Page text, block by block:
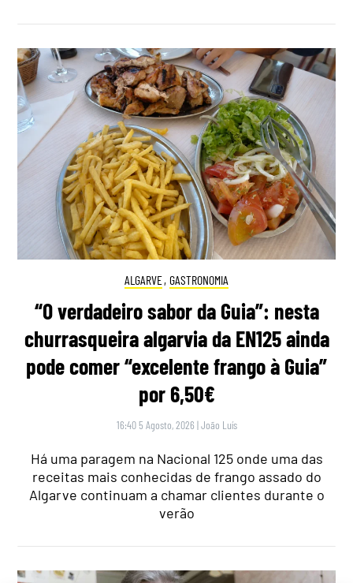
ALGARVE, GASTRONOMIA
“O verdadeiro sabor da Guia”: nesta
churrasqueira algarvia da EN125 ainda
pode comer “excelente frango à Guia”
por 6,50€
16:40 5 Agosto, 2026 |João Luís
Há uma paragem na Nacional 125 onde uma das
receitas mais conhecidas de frango assado do
Algarve continuam a chamar clientes durante o
verão